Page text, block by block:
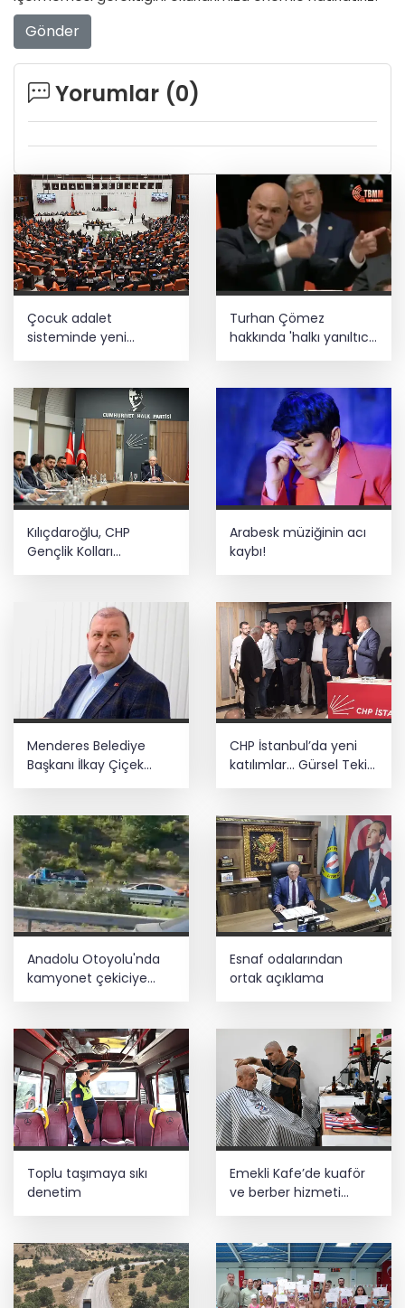
Gönder
Yorumlar (0)
Çocuk adalet
sisteminde yeni
dönem
Turhan Çömez
hakkında 'halkı yanıltıcı
bilgiyi yayma'
Kılıçdaroğlu, CHP
Gençlik Kolları
Arabesk müziğinin acı
kaybı!
Menderes Belediye
Başkanı İlkay Çiçek
görevden uzaklaştırıldı
CHP İstanbul’da yeni
katılımlar... Gürsel Tekin:
Birlikte başaracağız
Anadolu Otoyolu'nda
kamyonet çekiciye
çarptı!
Esnaf odalarından
ortak açıklama
Toplu taşımaya sıkı
denetim
Emekli Kafe’de kuaför
ve berber hizmeti